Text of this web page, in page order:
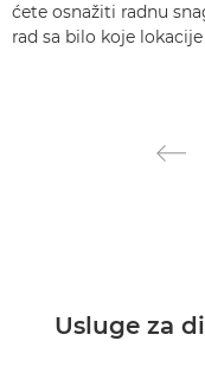
ćete osnažiti radnu
rad sa bilo koje lokacije
Usluge za